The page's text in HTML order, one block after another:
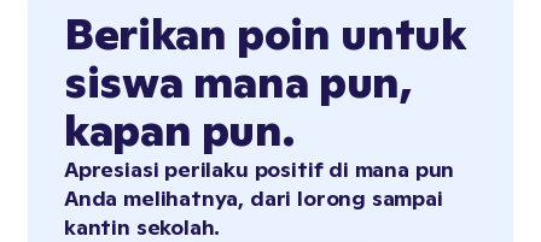
Berikan poin untuk
siswa mana pun,
kapan pun.
Apresiasi perilaku positif di mana pun
Anda melihatnya, dari lorong sampai
kantin sekolah.